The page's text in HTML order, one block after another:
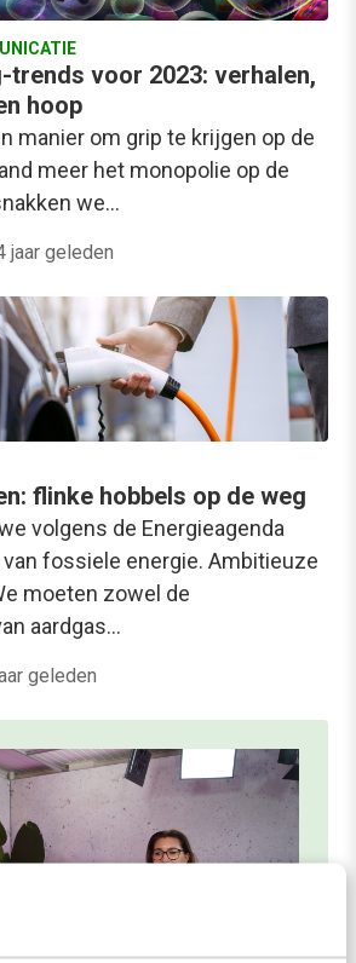
trends voor 2023: verhalen,
hoop
manier om grip te krijgen op de
meer het monopolie op de
we…
jaar geleden
flinke hobbels op de weg
volgens de Energieagenda
van fossiele energie. Ambitieuze
moeten zowel de
aardgas…
geleden